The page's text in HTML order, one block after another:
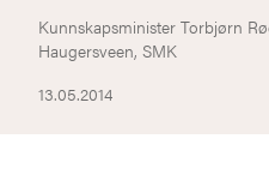
13.05.2014
Kunnskapsminister Torbjørn
Haugersveen, SMK